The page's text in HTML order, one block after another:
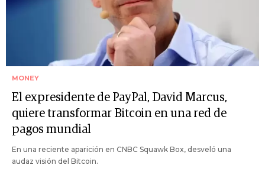
MONEY
El expresidente de PayPal, David Marcus,
quiere transformar Bitcoin en una red de
pagos mundial
En una reciente aparición en CNBC Squawk Box, desveló una
audaz visión del Bitcoin.